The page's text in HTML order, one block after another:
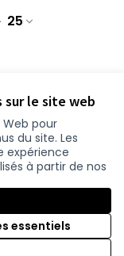
sur le site web
Web pour
du site. Les
expérience
à partir de nos
essentiels
25
YouTube
Licence
(Nouvelle